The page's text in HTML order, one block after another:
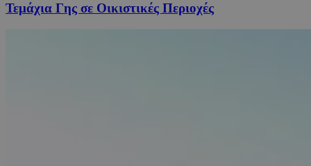
Τεμάχια Γης σε Οικιστικές Περιοχές